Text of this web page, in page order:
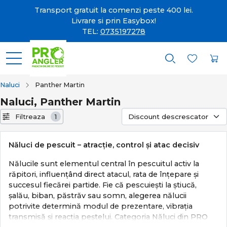
Transport gratuit la comenzi peste 400 lei.
Livrare si prin Easybox!
TEL: 0735197278
Naluci Panther Martin
Naluci, Panther Martin
Filtreaza 1
Năluci de pescuit – atracție, control și atac decisiv
Nălucile sunt elementul central în pescuitul activ la
răpitori, influențând direct atacul, rata de înțepare și
succesul fiecărei partide. Fie că pescuiești la știucă,
șalău, biban, păstrăv sau somn, alegerea nălucii
potrivite determină modul de prezentare, vibrația
transmisă și reacția peștelui. Categoria Năluci din PRO